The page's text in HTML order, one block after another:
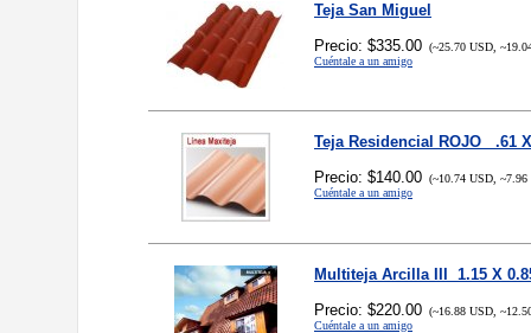
Teja San Miguel
Precio: $335.00 (~25.70 USD,
Cuéntale a un amigo
Teja Residencial ROJO .61
Precio: $140.00 (~10.74 USD, ~7.96
Cuéntale a un amigo
Multiteja Arcilla III 1.15 X
Precio: $220.00 (~16.88 USD,
Cuéntale a un amigo